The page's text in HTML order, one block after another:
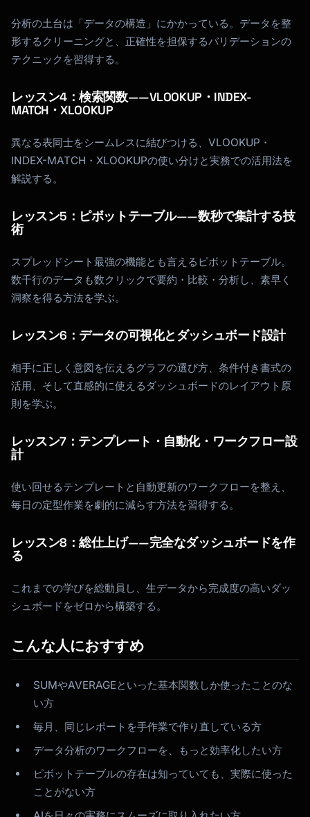
分析の土台は「データの構造」にかかっている。データを整
形するクリーニングと、正確性を担保するバリデーションの
テクニックを習得する。
レッスン4：検索関数——VLOOKUP・INDEX-
MATCH・XLOOKUP
異なる表同士をシームレスに結びつける、VLOOKUP・
INDEX-MATCH・XLOOKUPの使い分けと実務での活用法を
解説する。
レッスン5：ピボットテーブル——数秒で集計する技
術
スプレッドシート最強の機能とも言えるピボットテーブル。
数千行のデータも数クリックで要約・比較・分析し、素早く
洞察を得る方法を学ぶ。
レッスン6：データの可視化とダッシュボード設計
相手に正しく意図を伝えるグラフの選び方、条件付き書式の
活用、そして直感的に使えるダッシュボードのレイアウト原
則を学ぶ。
レッスン7：テンプレート・自動化・ワークフロー設
計
使い回せるテンプレートと自動更新のワークフローを整え、
毎日の定型作業を劇的に減らす方法を習得する。
レッスン8：総仕上げ——完全なダッシュボードを作
る
これまでの学びを総動員し、生データから完成度の高いダッ
シュボードをゼロから構築する。
こんな人におすすめ
SUMやAVERAGEといった基本関数しか使ったことのな
い方
毎月、同じレポートを手作業で作り直している方
データ分析のワークフローを、もっと効率化したい方
ピボットテーブルの存在は知っていても、実際に使った
ことがない方